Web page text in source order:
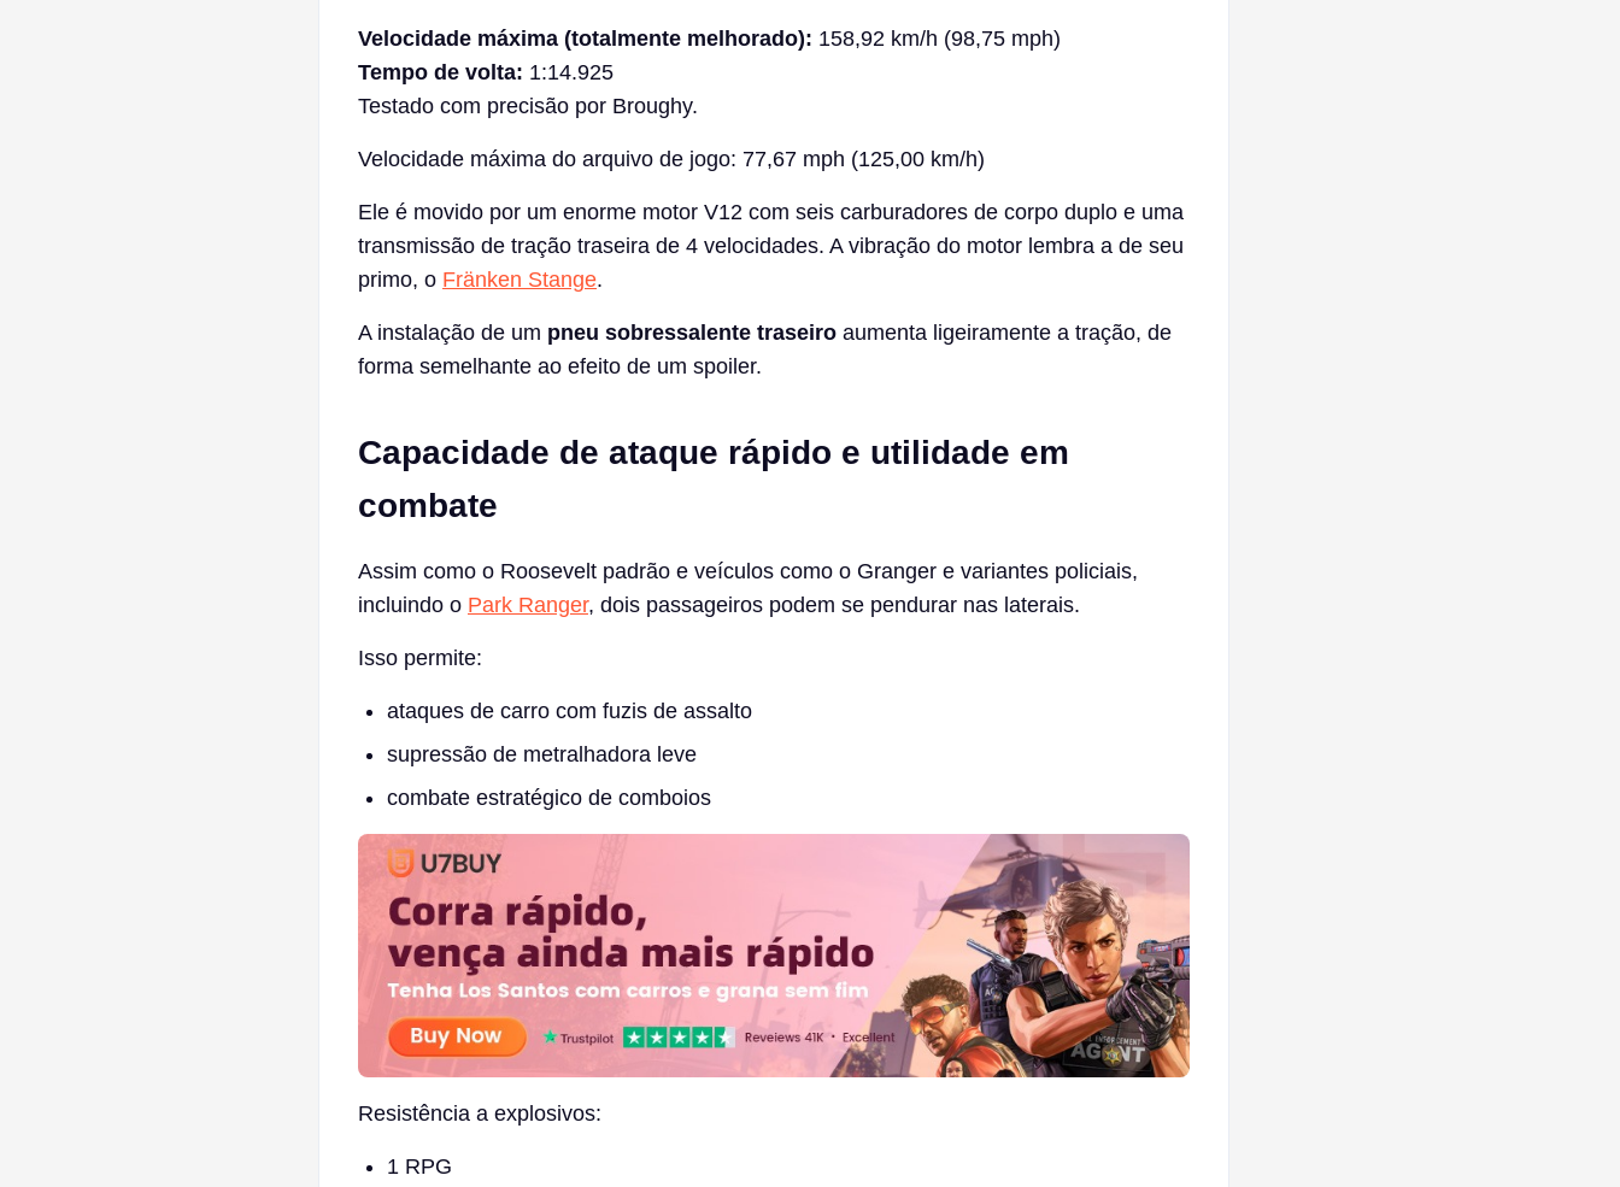
Velocidade máxima (totalmente melhorado): 158,92 km/h (98,75 mph)
Tempo de volta: 1:14.925
Testado com precisão por Broughy.
Velocidade máxima do arquivo de jogo: 77,67 mph (125,00 km/h)
Ele é movido por um enorme motor V12 com seis carburadores de corpo duplo e uma
transmissão de tração traseira de 4 velocidades. A vibração do motor lembra a de seu
primo, o Fränken Stange.
A instalação de um pneu sobressalente traseiro aumenta ligeiramente a tração, de
forma semelhante ao efeito de um spoiler.
Capacidade de ataque rápido e utilidade em
combate
Assim como o Roosevelt padrão e veículos como o Granger e variantes policiais,
incluindo o Park Ranger, dois passageiros podem se pendurar nas laterais.
Isso permite:
ataques de carro com fuzis de assalto
supressão de metralhadora leve
combate estratégico de comboios
Resistência a explosivos:
1 RPG